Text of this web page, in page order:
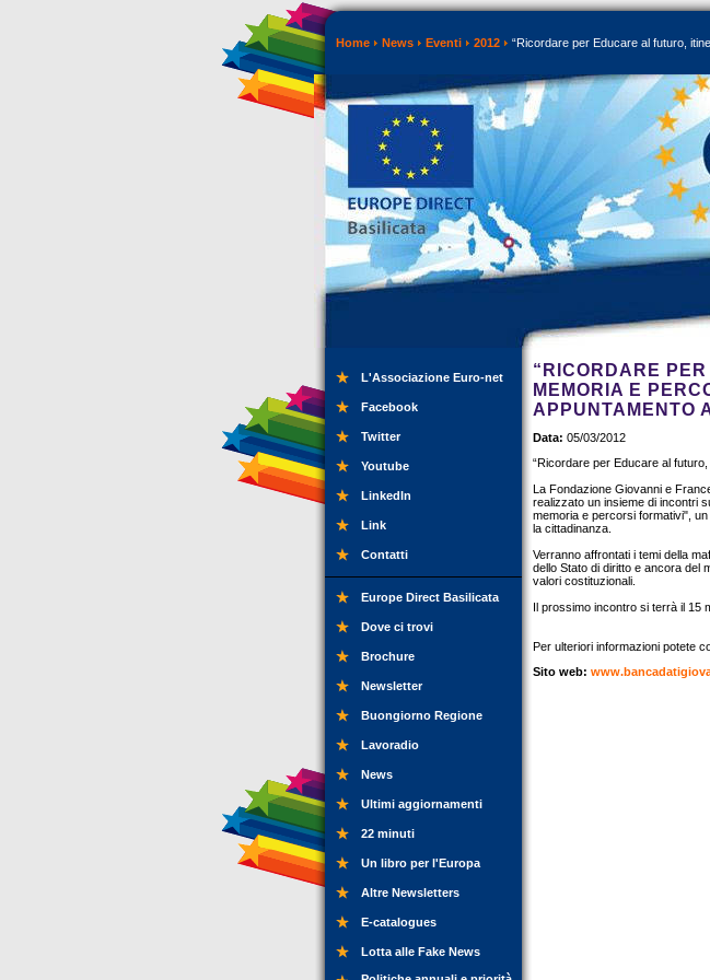
Home News Eventi 2012 “Ricordare per Educare al futuro,
L'Associazione Euro-net
Facebook
Twitter
Youtube
LinkedIn
Link
Contatti
Europe Direct Basilicata
Dove ci trovi
Brochure
Newsletter
Buongiorno Regione
Lavoradio
News
Ultimi aggiornamenti
22 minuti
Un libro per l'Europa
Altre Newsletters
E-catalogues
Lotta alle Fake News
“RICORDARE
MEMORIA E
APPUNTAMENTO
Data: 05/03/2012
“Ricordare per Educare al
La Fondazione Giovanni e
realizzato un insieme di incontri
memoria e percorsi formativi",
la cittadinanza.
Verranno affrontati i temi della
dello Stato di diritto e ancora del
valori costituzionali.
Il prossimo incontro si terrà il 15
Per ulteriori informazioni potete
Sito web: